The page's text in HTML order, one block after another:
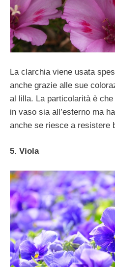
La clarchia viene usata
anche grazie alle sue
al lilla. La particolarità è
in vaso sia all’esterno ma
anche se riesce a resistere
5. Viola